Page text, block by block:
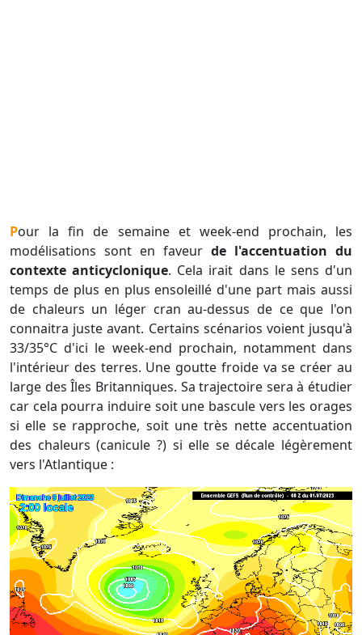
Pour la fin de semaine et week-end prochain, les
modélisations sont en faveur de l'accentuation du
contexte anticyclonique. Cela irait dans le sens d'un
temps de plus en plus ensoleillé d'une part mais aussi
de chaleurs un léger cran au-dessus de ce que l'on
connaitra juste avant. Certains scénarios voient jusqu'à
33/35°C d'ici le week-end prochain, notamment dans
l'intérieur des terres. Une goutte froide va se créer au
large des Îles Britanniques. Sa trajectoire sera à étudier
car cela pourra induire soit une bascule vers les orages
si elle se rapproche, soit une très nette accentuation
des chaleurs (canicule ?) si elle se décale légèrement
vers l'Atlantique :